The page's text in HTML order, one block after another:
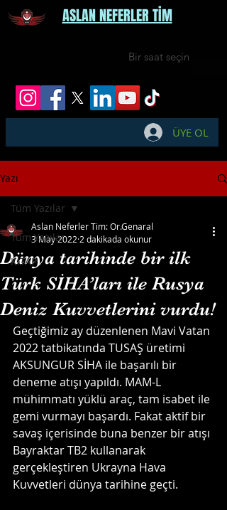
ASLAN NEFERLER TİM
Bir saat seçin
ÜYE OL
Yazı
Tüm Yazılar
KİTAP
Tüm Yazılar
Dünya tarihinde bir ilk
Türk SİHA’ları ile Rusya
Deniz Kuvvetlerini vurdu!
Aslan Neferler Tim: Or.Genaral
3 May 2022 2 dakikada okunur
Geçtiğimiz ay düzenlenen Mavi Vatan
2022 tatbikatında TUSAŞ üretimi
AKSUNGUR SİHA ile başarılı bir
deneme atışı yapıldı. MAM-L
mühimmatı yüklü araç, tam isabet ile
gemi vurmayı başardı. Fakat aktif bir
savaş içerisinde buna benzer bir atışı
Bayraktar TB2 kullanarak
gerçekleştiren Ukrayna Hava
Kuvvetleri dünya tarihine geçti.